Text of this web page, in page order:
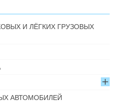
И ЛЁГКИХ ГРУЗОВЫХ
АВТОМОБИЛЕЙ